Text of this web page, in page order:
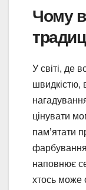
Чому
У світі, де
швидкістю,
цінувати
пам’ятати
наповнює
хтось може